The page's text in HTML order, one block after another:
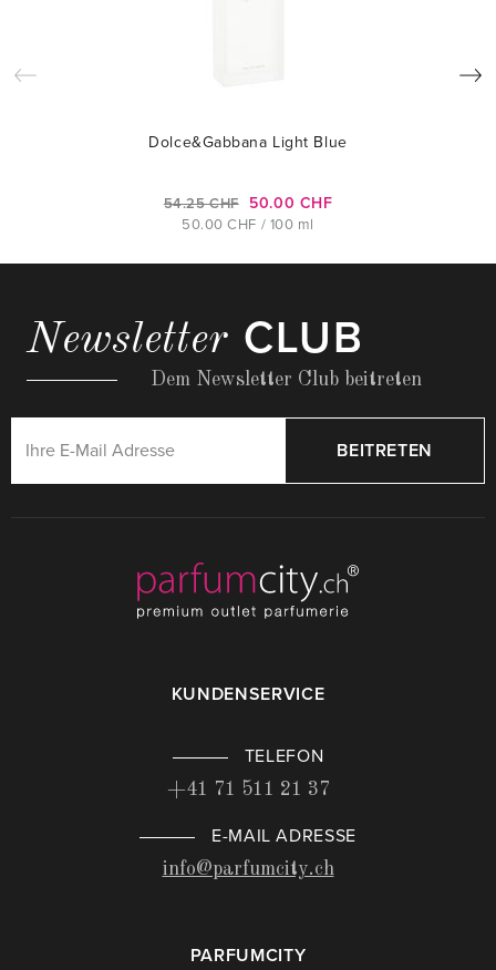
Dolce&Gabbana Light Blue
54.25 CHF 50.00 CHF
50.00 CHF / 100 ml
Newsletter CLUB
Dem Newsletter Club beitreten
BEITRETEN
KUNDENSERVICE
TELEFON
+41 71 511 21 37
E-MAIL ADRESSE
info@parfumcity.ch
PARFUMCITY